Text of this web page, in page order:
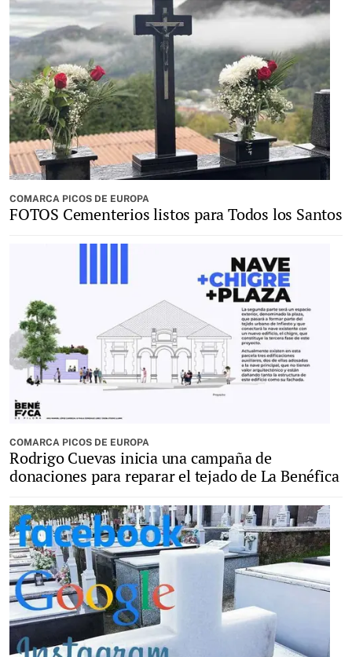
COMARCA PICOS DE EUROPA
FOTOS Cementerios listos para Todos los Santos
COMARCA PICOS DE EUROPA
Rodrigo Cuevas inicia una campaña de
donaciones para reparar el tejado de La Benéfica